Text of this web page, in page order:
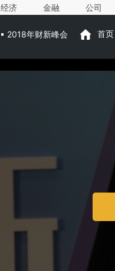
经济 金融 公司
2018年财新峰会 首页